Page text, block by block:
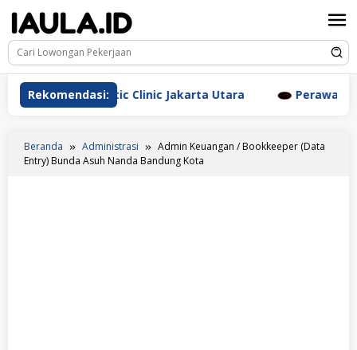
konten
Rekomendasi:
Aesthetic Clinic Jakarta Utara Perawat Dr.
Beranda Administrasi
Admin Keuangan / Bookkeeper (Data
Entry) Bunda Asuh Nanda Bandung Kota